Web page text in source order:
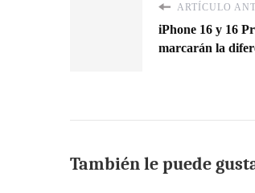
ARTÍCULO
iPhone 16 y 16
marcarán la
También le puede